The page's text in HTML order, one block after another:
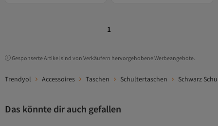
1
Gesponserte Artikel sind von Verkäufern hervorgehobene Werbeangebote.
Trendyol Accessoires Taschen Schultertaschen Schwarz
Das könnte dir auch gefallen